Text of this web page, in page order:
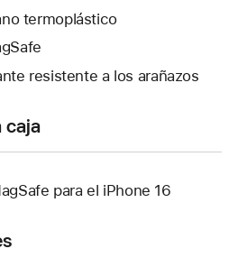
termoplástico
resistente a los arañazos
caja
para el iPhone 16